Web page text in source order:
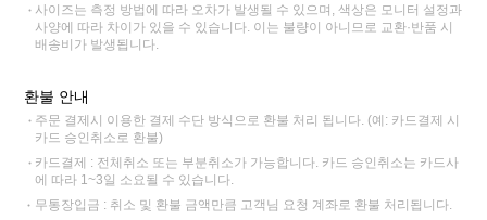
사이즈는 측정 방법에 따라 오차가 발생될 수 있으며, 색상은 모니터 설정과
사양에 따라 차이가 있을 수 있습니다. 이는 불량이 아니므로 교환·반품 시
배송비가 발생됩니다.
환불 안내
주문 결제시 이용한 결제 수단 방식으로 환불 처리 됩니다. (예: 카드결제 시
카드 승인취소로 환불)
카드결제 : 전체취소 또는 부분취소가 가능합니다. 카드 승인취소는 카드사
에 따라 1~3일 소요될 수 있습니다.
무통장입금 : 취소 및 환불 금액만큼 고객님 요청 계좌로 환불 처리됩니다.